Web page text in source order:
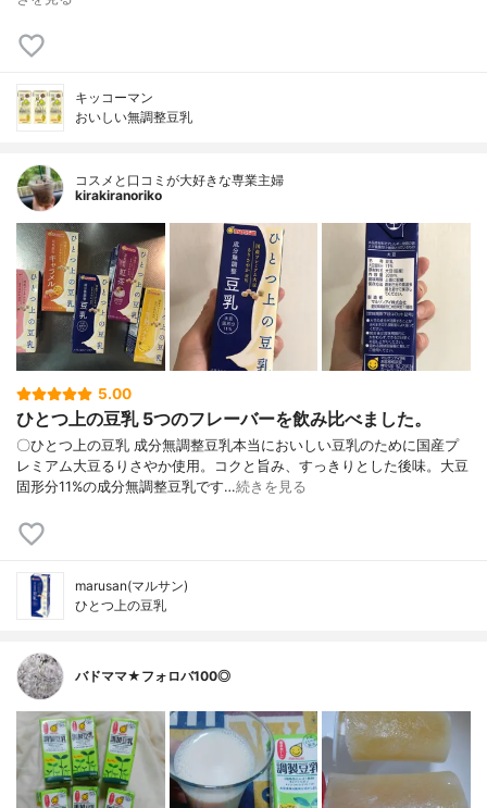
キッコーマン
おいしい無調整豆乳
コスメと口コミが大好きな専業主婦
kirakiranoriko
5.00
ひとつ上の豆乳 5つのフレーバーを飲み比べました。
〇ひとつ上の豆乳 成分無調整豆乳本当においしい豆乳のために国産プ
レミアム大豆るりさやか使用。コクと旨み、すっきりとした後味。大豆
固形分11%の成分無調整豆乳です…続きを見る
marusan(マルサン)
ひとつ上の豆乳
バドママ★フォロバ100◎